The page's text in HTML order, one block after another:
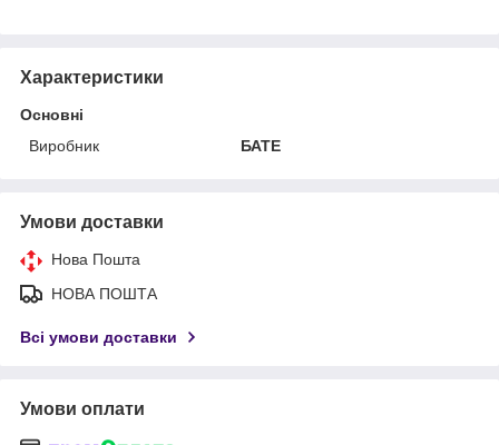
Характеристики
Основні
Виробник
БАТЕ
Умови доставки
Нова Пошта
НОВА ПОШТА
Всі умови доставки
Умови оплати